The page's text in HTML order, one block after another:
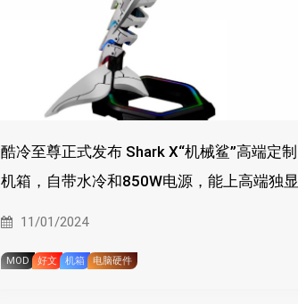
酷冷至尊正式发布 Shark X“机械鲨”高端定制
机箱，自带水冷和850W电源，能上高端独显
11/01/2024
MOD 好文 机箱 电脑硬件